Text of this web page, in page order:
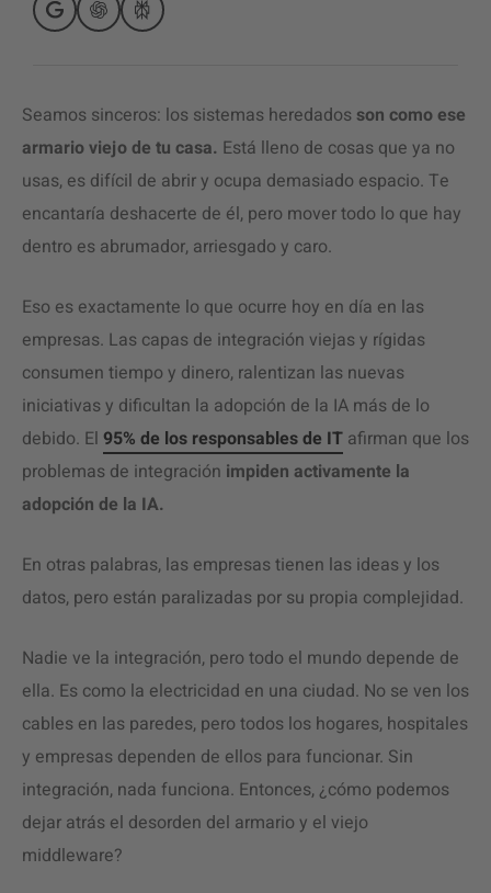
Seamos sinceros: los sistemas heredados son como ese
armario viejo de tu casa. Está lleno de cosas que ya no
usas, es difícil de abrir y ocupa demasiado espacio. Te
encantaría deshacerte de él, pero mover todo lo que hay
dentro es abrumador, arriesgado y caro.
Eso es exactamente lo que ocurre hoy en día en las
empresas. Las capas de integración viejas y rígidas
consumen tiempo y dinero, ralentizan las nuevas
iniciativas y dificultan la adopción de la IA más de lo
debido. El 95% de los responsables de IT afirman que los
problemas de integración impiden activamente la
adopción de la IA.
En otras palabras, las empresas tienen las ideas y los
datos, pero están paralizadas por su propia complejidad.
Nadie ve la integración, pero todo el mundo depende de
ella. Es como la electricidad en una ciudad. No se ven los
cables en las paredes, pero todos los hogares, hospitales
y empresas dependen de ellos para funcionar. Sin
integración, nada funciona. Entonces, ¿cómo podemos
dejar atrás el desorden del armario y el viejo
middleware?